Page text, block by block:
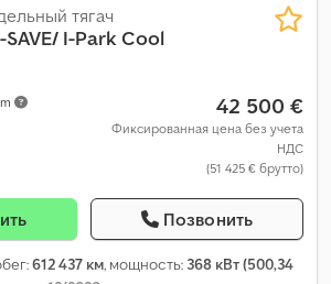
тягач
SAVE/ I-Park Cool
42 500 €
Фиксированная цена без учета
НДС
(51 425 € брутто)
Позвонить
612 437 км, мощность: 368 кВт (500,34